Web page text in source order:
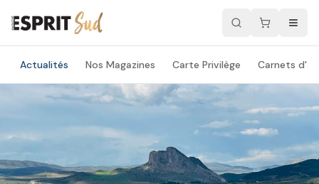
Actualités Nos Magazines Carte Privilège Carnets